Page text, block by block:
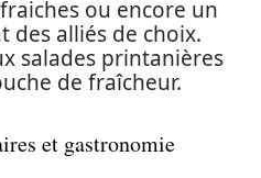
ou encore un
des alliés de choix.
salades printanières
de fraîcheur.
et gastronomie